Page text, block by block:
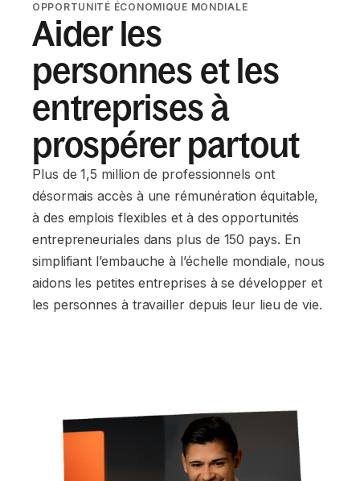
OPPORTUNITÉ ÉCONOMIQUE MONDIALE
Aider les
personnes et les
entreprises à
prospérer partout
Plus de 1,5 million de professionnels ont
désormais accès à une rémunération équitable,
à des emplois flexibles et à des opportunités
entrepreneuriales dans plus de 150 pays. En
simplifiant l’embauche à l’échelle mondiale, nous
aidons les petites entreprises à se développer et
les personnes à travailler depuis leur lieu de vie.